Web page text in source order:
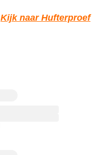
Kijk naar Hufterproef